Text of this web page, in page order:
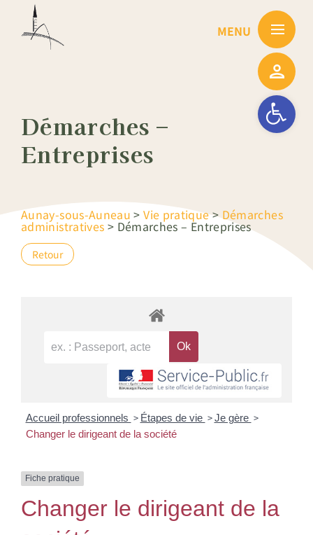
Ouvrir la
Démarches –
Entreprises
Aunay-sous-Auneau >Vie pratique>Démarches
administratives > Démarches – Entreprises
Retour
Accueil professionnels > Étapes de vie > Je gère >
Changer le dirigeant de la société
Fiche pratique
Changer le dirigeant de la